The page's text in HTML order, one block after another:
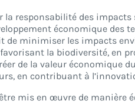
la responsabilité des
économique des
de minimiser les impacts
la biodiversité, en
de la valeur économique
en contribuant à
mis en œuvre de manière